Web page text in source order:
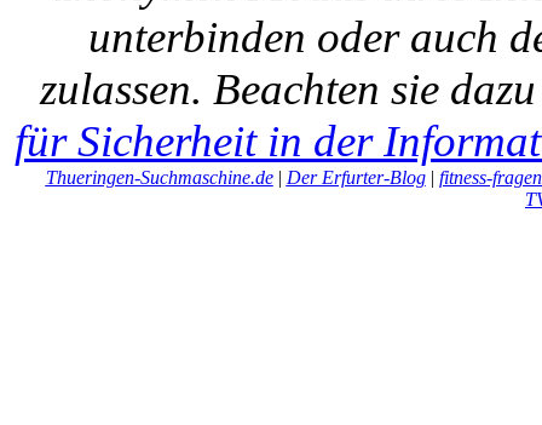
unterbinden oder auch
zulassen. Beachten sie
für Sicherheit in der
Thueringen-Suchmaschine.de| Der Erfurter-Blog| fitness-